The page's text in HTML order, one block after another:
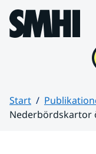
Hoppa till sidans
Start
Nederbördskartor